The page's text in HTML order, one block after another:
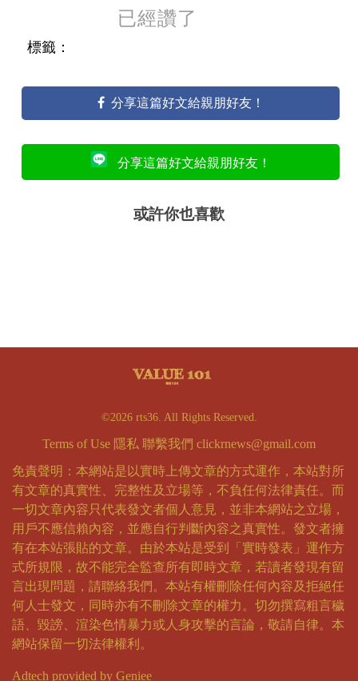
已經讚了
標籤：
分享這篇好文給親朋好友！
分享這篇好文給親朋好友！
或許你也喜歡
©2026 rts36. All Rights Reserved.
Terms of Use 隱私 聯繫我們 clickrnews@gmail.com
免責聲明：本網站是以實時上傳文章的方式運作，本站對所
有文章的真實性、完整性及立場等，不負任何法律責任。而
一切文章內容只代表發文者個人意見，並非本網站之立場，
用戶不應信賴內容，並應自行判斷內容之真實性。發文者擁
有在本站張貼的文章。由於本站是受到「實時發表」運作方
式所規限，故不能完全監查所有即時文章，若讀者發現有留
言出現問題，請聯絡我們。本站有權刪除任何內容及拒絕任
何人士發文，同時亦有不刪除文章的權力。切勿撰寫粗言穢
語、毀謗、渲染色情暴力或人身攻擊的言論，敬請自律。本
網站保留一切法律權利。
Adtech provided by Geniee